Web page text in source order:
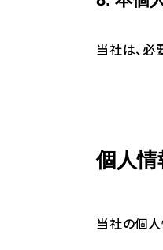
当社は、必
個人
当社の個人